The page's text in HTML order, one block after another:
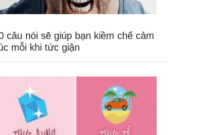
câu nói sẽ giúp bạn kiềm chế cảm
mỗi khi tức giận